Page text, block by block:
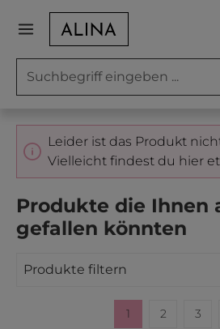
Zum Hauptinhalt springen
Leider ist das Produkt
Vielleicht findest du hier
Produkte die Ihnen
gefallen könnten
Produkte filtern
Seite
1 Seite
2 Seite
3